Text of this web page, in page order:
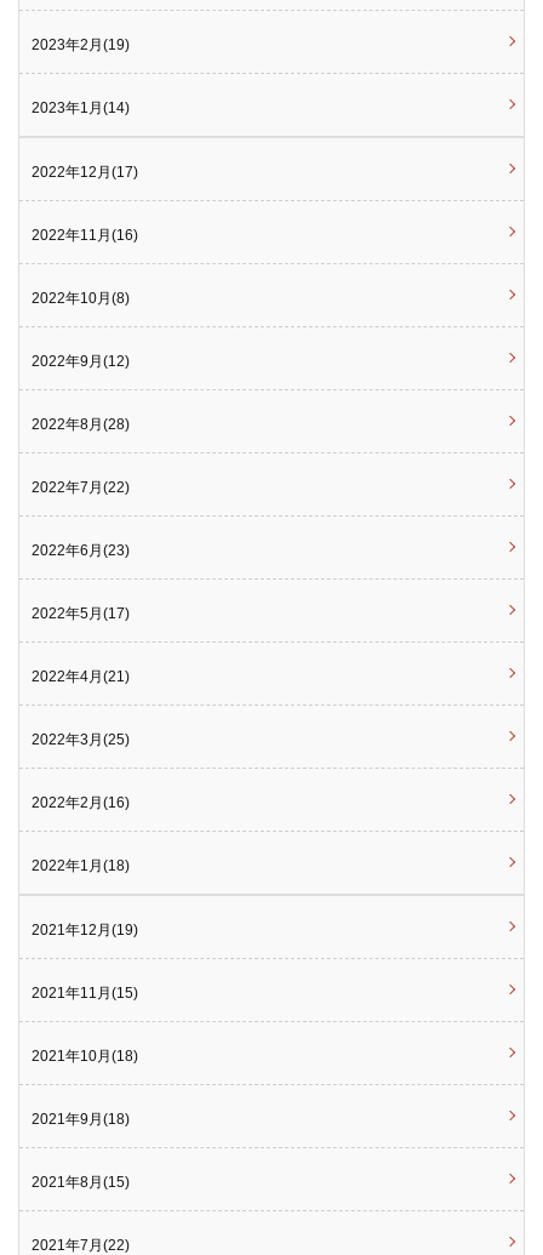
2023年2月(19)
2023年1月(14)
2022年12月(17)
2022年11月(16)
2022年10月(8)
2022年9月(12)
2022年8月(28)
2022年7月(22)
2022年6月(23)
2022年5月(17)
2022年4月(21)
2022年3月(25)
2022年2月(16)
2022年1月(18)
2021年12月(19)
2021年11月(15)
2021年10月(18)
2021年9月(18)
2021年8月(15)
2021年7月(22)